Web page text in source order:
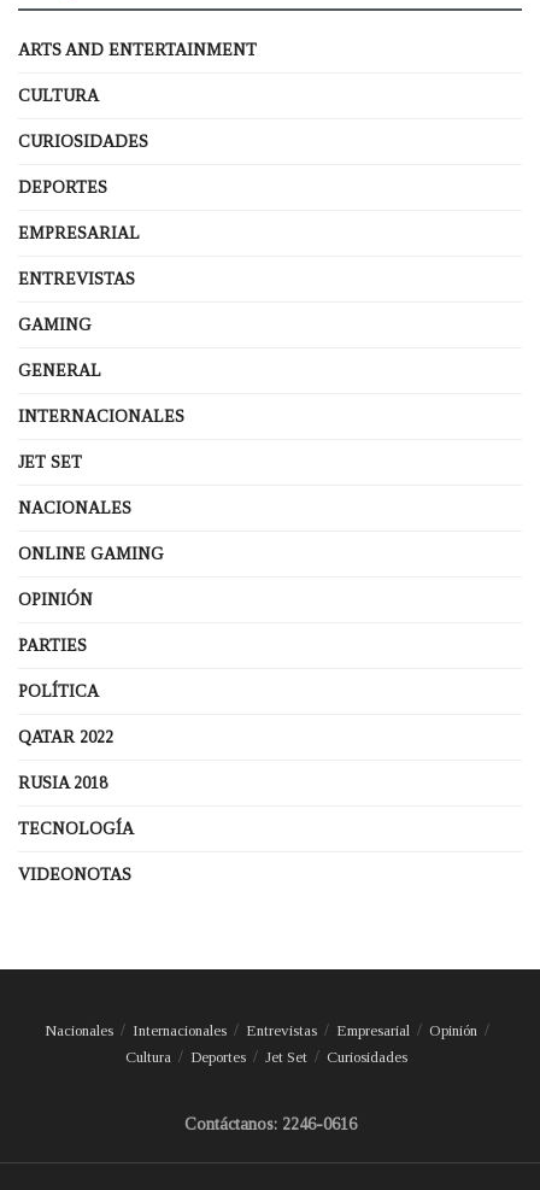
ARTS AND ENTERTAINMENT
CULTURA
CURIOSIDADES
DEPORTES
EMPRESARIAL
ENTREVISTAS
GAMING
GENERAL
INTERNACIONALES
JET SET
NACIONALES
ONLINE GAMING
OPINIÓN
PARTIES
POLÍTICA
QATAR 2022
RUSIA 2018
TECNOLOGÍA
VIDEONOTAS
Nacionales Internacionales Entrevistas Empresarial
Opinión
Cultura
Deportes Jet Set Curiosidades
Contáctanos: 2246-0616